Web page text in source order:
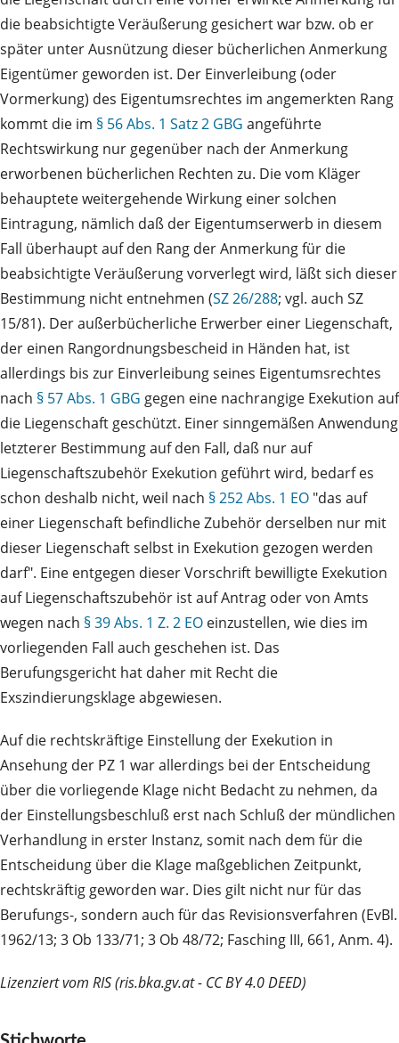
die beabsichtigte Veräußerung gesichert war bzw. ob er
später unter Ausnützung dieser bücherlichen Anmerkung
Eigentümer geworden ist. Der Einverleibung (oder
Vormerkung) des Eigentumsrechtes im angemerkten Rang
kommt die im § 56 Abs. 1 Satz 2 GBG angeführte
Rechtswirkung nur gegenüber nach der Anmerkung
erworbenen bücherlichen Rechten zu. Die vom Kläger
behauptete weitergehende Wirkung einer solchen
Eintragung, nämlich daß der Eigentumserwerb in diesem
Fall überhaupt auf den Rang der Anmerkung für die
beabsichtigte Veräußerung vorverlegt wird, läßt sich dieser
Bestimmung nicht entnehmen (SZ 26/288; vgl. auch SZ
15/81). Der außerbücherliche Erwerber einer Liegenschaft,
der einen Rangordnungsbescheid in Händen hat, ist
allerdings bis zur Einverleibung seines Eigentumsrechtes
nach § 57 Abs. 1 GBG gegen eine nachrangige Exekution auf
die Liegenschaft geschützt. Einer sinngemäßen Anwendung
letzterer Bestimmung auf den Fall, daß nur auf
Liegenschaftszubehör Exekution geführt wird, bedarf es
schon deshalb nicht, weil nach § 252 Abs. 1 EO "das auf
einer Liegenschaft befindliche Zubehör derselben nur mit
dieser Liegenschaft selbst in Exekution gezogen werden
darf". Eine entgegen dieser Vorschrift bewilligte Exekution
auf Liegenschaftszubehör ist auf Antrag oder von Amts
wegen nach § 39 Abs. 1 Z. 2 EO einzustellen, wie dies im
vorliegenden Fall auch geschehen ist. Das
Berufungsgericht hat daher mit Recht die
Exszindierungsklage abgewiesen.
Auf die rechtskräftige Einstellung der Exekution in
Ansehung der PZ 1 war allerdings bei der Entscheidung
über die vorliegende Klage nicht Bedacht zu nehmen, da
der Einstellungsbeschluß erst nach Schluß der mündlichen
Verhandlung in erster Instanz, somit nach dem für die
Entscheidung über die Klage maßgeblichen Zeitpunkt,
rechtskräftig geworden war. Dies gilt nicht nur für das
Berufungs-, sondern auch für das Revisionsverfahren (EvBl.
1962/13; 3 Ob 133/71; 3 Ob 48/72; Fasching III, 661, Anm. 4).
Lizenziert vom RIS (ris.bka.gv.at - CC BY 4.0 DEED)